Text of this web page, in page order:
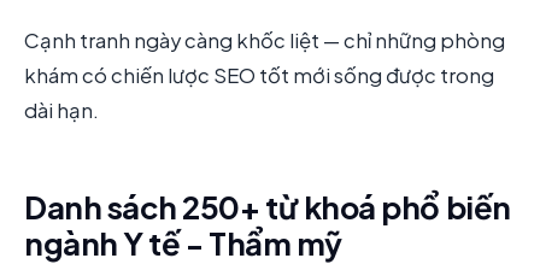
Cạnh tranh ngày càng khốc liệt — chỉ những phòng
khám có chiến lược SEO tốt mới sống được trong
dài hạn.
Danh sách 250+ từ khoá phổ biến
ngành Y tế - Thẩm mỹ